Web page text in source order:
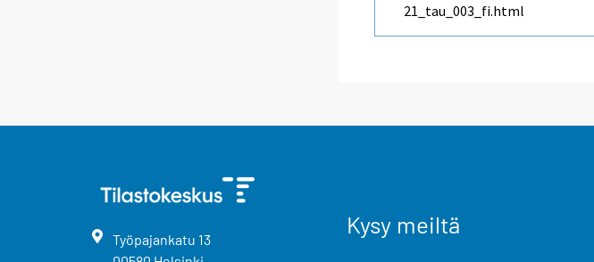
21_tau_003_fi.html
Työpajankatu 13
Kysy meiltä